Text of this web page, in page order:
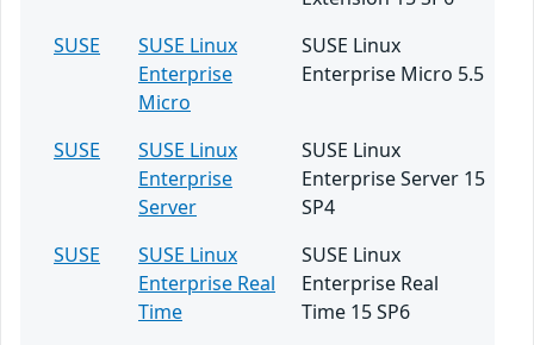
SUSE
SUSE Linux
Enterprise
Micro
SUSE Linux
Enterprise Micro 5.5
SUSE
SUSE Linux
Enterprise
Server
SUSE Linux
Enterprise Server 15
SP4
SUSE
SUSE Linux
Enterprise Real
Time
SUSE Linux
Enterprise Real
Time 15 SP6